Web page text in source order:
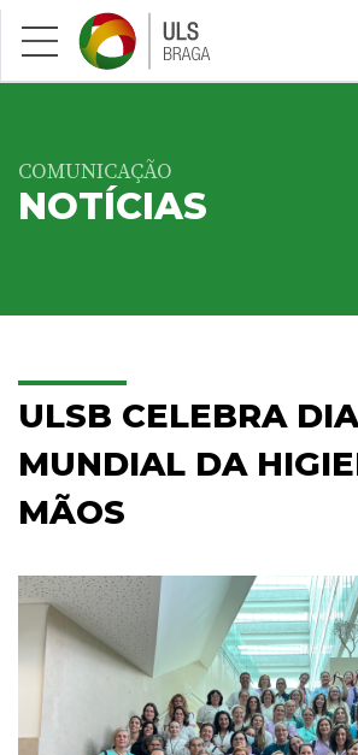
Saltar para conteúdo principal
COMUNICAÇÃO
NOTÍCIAS
ULSB CELEBRA DIA
MUNDIAL DA
MÃOS